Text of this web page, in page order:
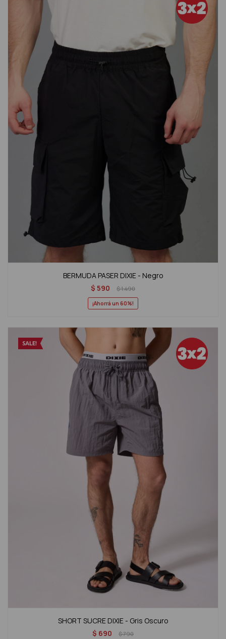
BERMUDA PASER DIXIE - Negro
$ 590 $1.490
60
SHORT SUCRE DIXIE - Gris Oscuro
$ 690 $790